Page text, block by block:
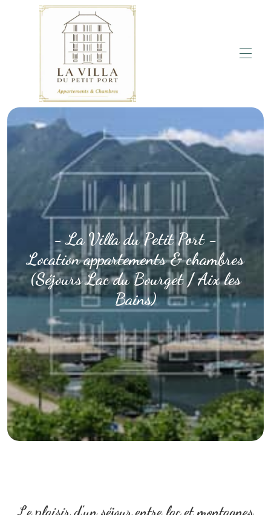
Accueil
Logements
Villa
Galerie
Activités
Contact
FAQ
- La Villa du Petit Port -
Location appartements & chambres
(Séjours Lac du Bourget / Aix les
Bains)